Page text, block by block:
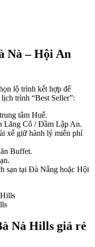
Nà – Hội An
lộ trình kết hợp để
trình “Best Seller”:
tâm Huế.
Lăng Cô / Đầm Lập An.
xế giữ hành lý miễn phí
Buffet.
sạn tại Đà Nẵng hoặc Hội
Nà Hills giá rẻ